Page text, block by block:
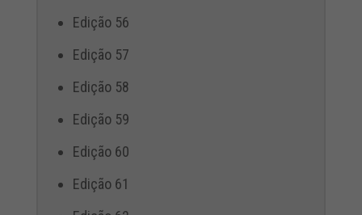
Edição 56
Edição 57
Edição 58
Edição 59
Edição 60
Edição 61